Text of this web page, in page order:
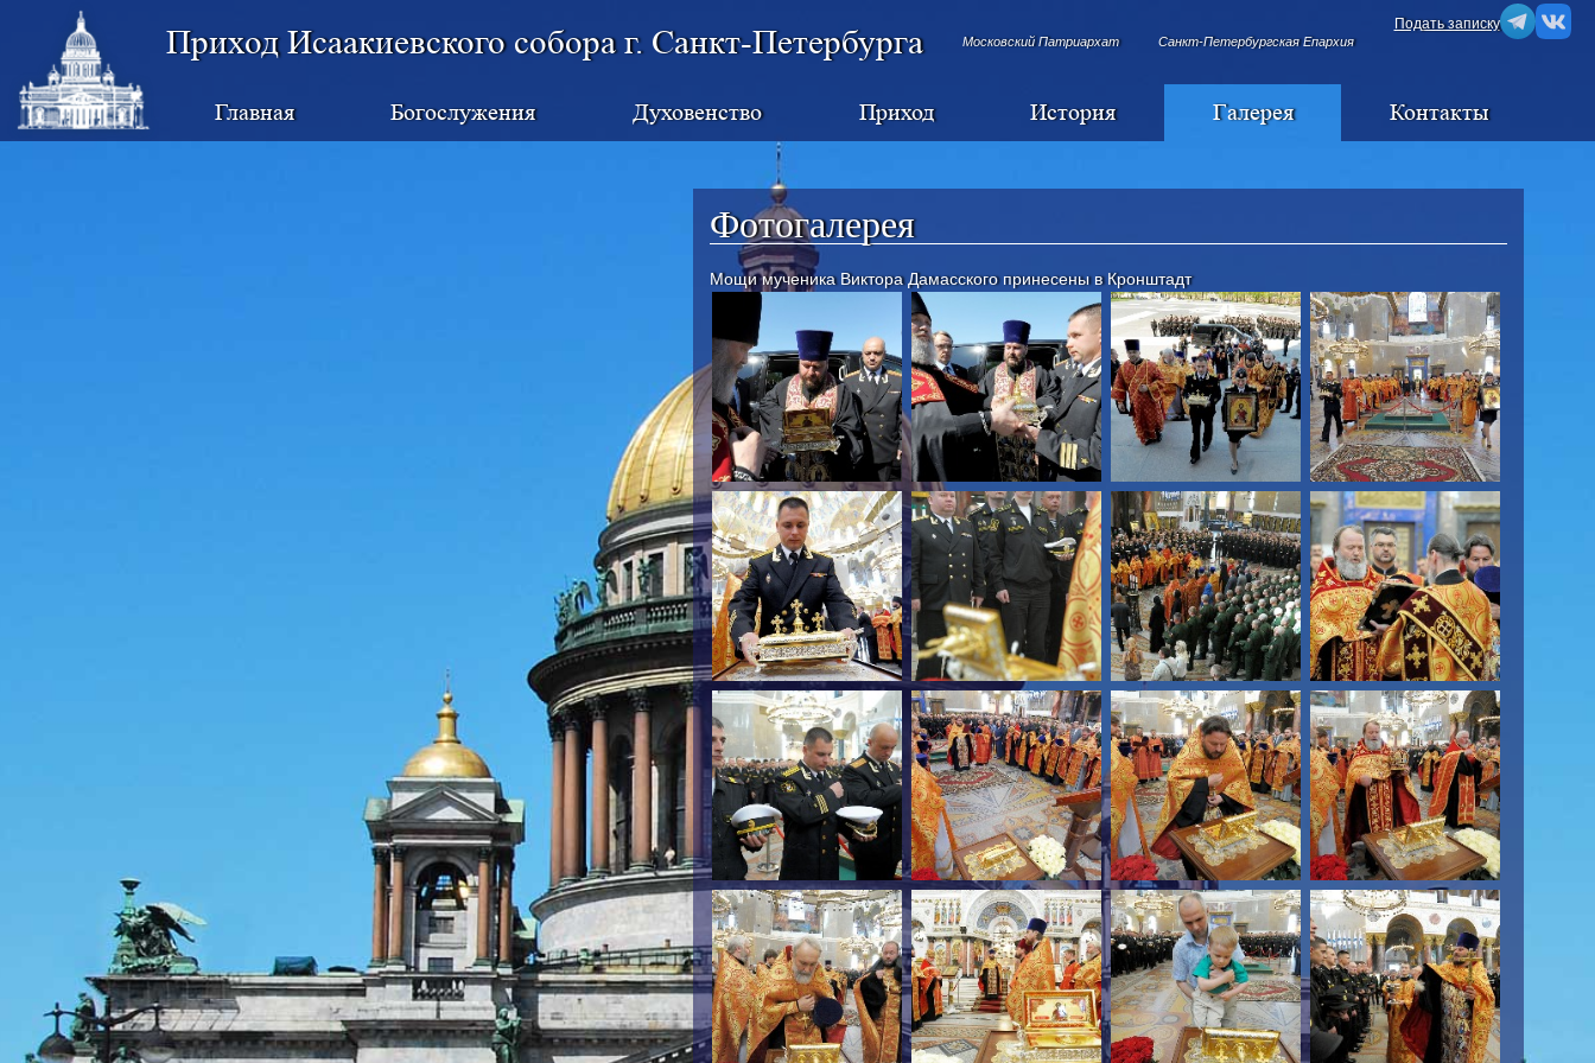
Приход Исаакиевского собора г. Санкт-Петербурга Московский Патриархат Санкт-Петербургская Епархия
Подать записку
Главная Богослужения Духовенство Приход История Галерея Контакты
Фотогалерея
Мощи мученика Виктора Дамасского принесены в Кронштадт